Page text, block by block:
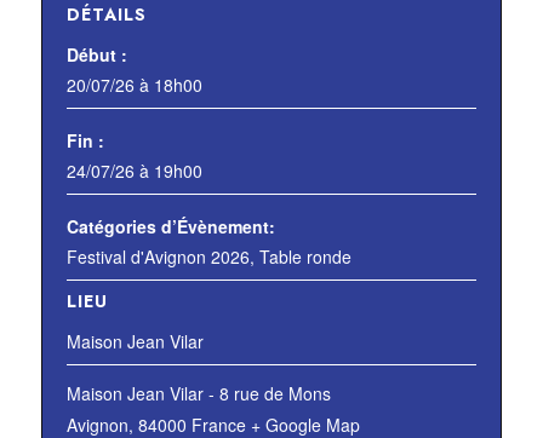
DÉTAILS
Début :
20/07/26 à 18h00
Fin :
24/07/26 à 19h00
Catégories d’Évènement:
Festival d'Avignon 2026, Table ronde
LIEU
Maison Jean Vilar
Maison Jean Vilar - 8 rue de Mons
Avignon, 84000 France + Google Map